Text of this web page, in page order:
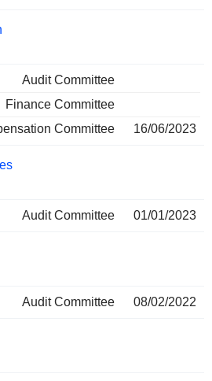
Audit Committee
Finance Committee
Committee
16/06/2023
Audit Committee 01/01/2023
Audit Committee 08/02/2022